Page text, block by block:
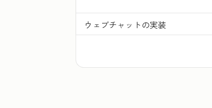
ウェブチャットの実装
Eメールやチャットの応答の標準化